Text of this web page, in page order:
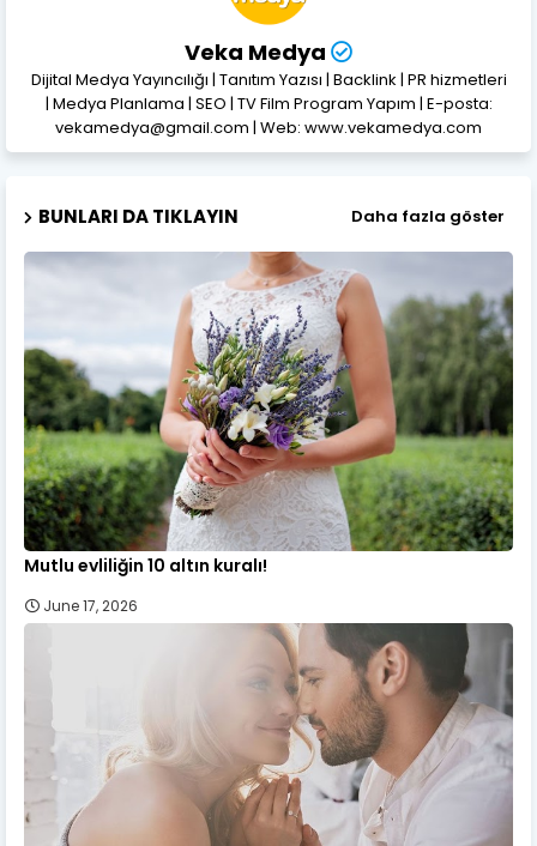
Veka Medya
Dijital Medya Yayıncılığı | Tanıtım Yazısı | Backlink | PR hizmetleri
| Medya Planlama | SEO | TV Film Program Yapım | E-posta:
vekamedya@gmail.com | Web: www.vekamedya.com
BUNLARI DA TIKLAYIN Daha fazla göster
Mutlu evliliğin 10 altın kuralı!
June 17, 2026